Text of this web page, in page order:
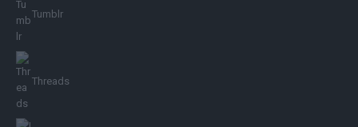
Tumblr
Threads